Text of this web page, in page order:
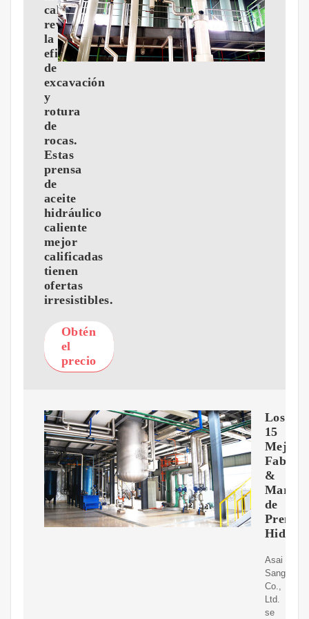
caliente
revoluciona
la
eficiencia
de
excavación
y
rotura
de
rocas.
Estas
prensa
de
aceite
hidráulico
caliente
mejor
calificadas
tienen
ofertas
irresistibles.
Obtén
el
precio
Los
15
&
Marcas
de
Prensas
Asai
Sangyo
Co.,
Ltd.
se